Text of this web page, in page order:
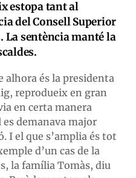
estopa tant al
del Consell Superior
La sentència manté la
alhora és la presidenta
reprodueix en gran
en certa manera
demanava major
I el que s’amplia és tot
d’un cas de la
la família Tomàs, diu